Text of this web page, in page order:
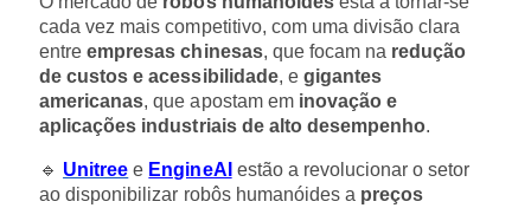
cada vez mais competitivo, com uma divisão clara
entreempresas chinesas, que focam na redução
de custos e acessibilidade, e gigantes
americanas, que apostam em inovação e
aplicações industriais de alto desempenho.
🔹 Unitree e EngineAI estão a revolucionar o setor
ao disponibilizar robôs humanóides a preços